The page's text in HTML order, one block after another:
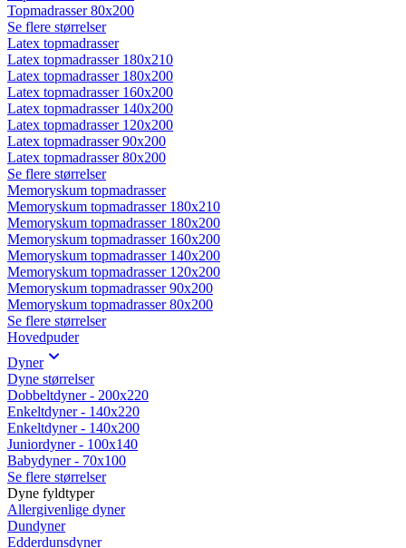
Topmadrasser 80x200
Se flere størrelser
Latex topmadrasser
Latex topmadrasser 180x210
Latex topmadrasser 180x200
Latex topmadrasser 160x200
Latex topmadrasser 140x200
Latex topmadrasser 120x200
Latex topmadrasser 90x200
Latex topmadrasser 80x200
Se flere størrelser
Memoryskum topmadrasser
Memoryskum topmadrasser 180x210
Memoryskum topmadrasser 180x200
Memoryskum topmadrasser 160x200
Memoryskum topmadrasser 140x200
Memoryskum topmadrasser 120x200
Memoryskum topmadrasser 90x200
Memoryskum topmadrasser 80x200
Se flere størrelser
Hovedpuder
Dyner
Dyne størrelser
Dobbeltdyner - 200x220
Enkeltdyner - 140x220
Enkeltdyner - 140x200
Juniordyner - 100x140
Babydyner - 70x100
Se flere størrelser
Dyne fyldtyper
Allergivenlige dyner
Dundyner
Edderdunsdyner